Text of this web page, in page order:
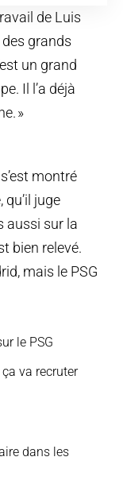
de Luis
des grands
un grand
Il l’a déjà
»
montré
juge
aussi sur la
bien relevé.
mais le PSG
le PSG
va recruter
dans les